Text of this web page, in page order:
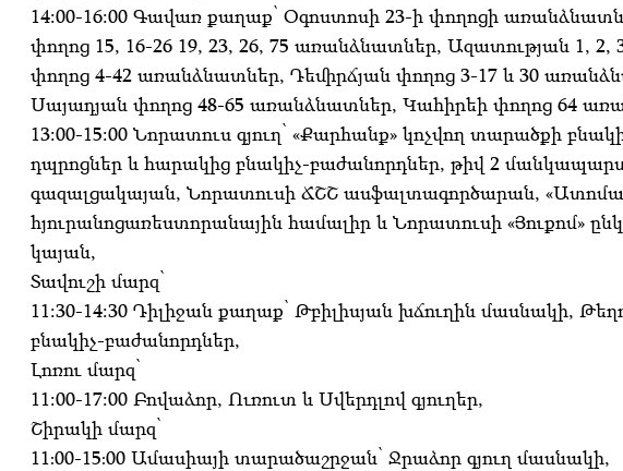
14:00-16:00 Գավառ քաղաք՝ Օգոստոսի 23-ի փողոցի
փողոց 15, 16-26 19, 23, 26, 75 առանձնատներ, Ազատության 1,
փողոց 4-42 առանձնատներ, Դեմիրճյան փողոց 3-17 և 30
Սայադյան փողոց 48-65 առանձնատներ, Կահիրեի փողոց 64
13:00-15:00 Նորատուս գյուղ՝ «Քարհանք» կոչվող տարածքի
դպրոցներ և հարակից բնակիչ-բաժանորդներ, թիվ 2
գազալցակայան, Նորատուսի ՃՇՇ ասֆալտագործարան,
հյուրանոցառեստորանային համալիր և Նորատուսի «Յուքոմ»
կայան,
Տավուշի մարզ՝
11:30-14:30 Դիլիջան քաղաք՝ Թբիլիսյան խճուղին մասնակի,
բնակիչ-բաժանորդներ,
Լոռու մարզ՝
11:00-17:00 Բովաձոր, Ուռուտ և Սվերդլով գյուղեր,
Շիրակի մարզ՝
11։00-15։00 Ամասիայի տարածաշրջան՝ Ջրաձոր գյուղ մասնակի,